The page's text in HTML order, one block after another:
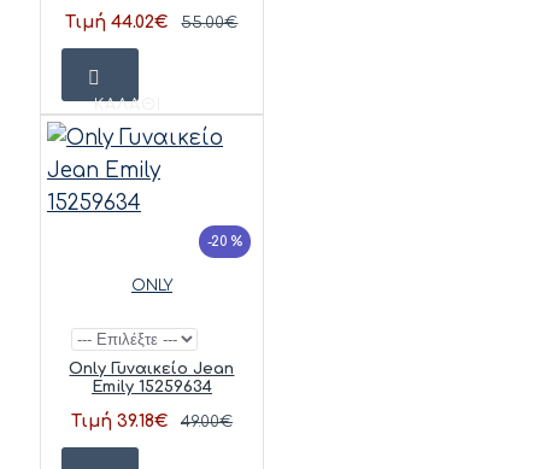
Τιμή 44.02€ 55.00€
ΚΑΛΆΘΙ
-20 %
ONLY
Only Γυναικείο Jean
Emily 15259634
Τιμή 39.18€ 49.00€